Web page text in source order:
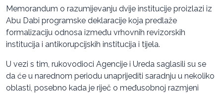
Memorandum o razumijevanju dvije institucije proizlazi iz
Abu Dabi programske deklaracije koja predlaže
formalizaciju odnosa između vrhovnih revizorskih
institucija i antikorupcijskih institucija i tijela.
U vezi s tim, rukovodioci Agencije i Ureda saglasili su se
da će u narednom periodu unaprijediti saradnju u nekoliko
oblasti, posebno kada je riječ o međusobnoj razmjeni